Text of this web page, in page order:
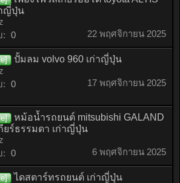
ญี่ปุ่น
: 0 22 พฤศจิกายน 2025
ปั้มลม volvo 960 เก่าญี่ปุ่น
: 0 17 พฤศจิกายน 2025
หม้อน้ำรถยนต์ mitsubishi GALAND
กียร์ธรรมดา เก่าญี่ปุ่น
: 0 6 พฤศจิกายน 2025
ไดสตาร์ทรถยนต์ เก่าญี่ปุ่น